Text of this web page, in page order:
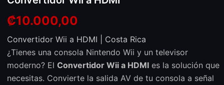
₡10.000,00
Convertidor Wii a HDMI | Costa Rica
¿Tienes una consola Nintendo Wii y un televisor
moderno? El Convertidor Wii a HDMIes la solución que
necesitas. Convierte la salida AV de tu consola a señal